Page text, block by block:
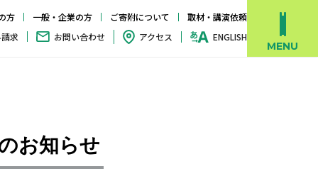
方 一般・企業の方 ご寄附について
取材・講演依頼
求
お問い合わせ アクセス ENGLISH
お知らせ